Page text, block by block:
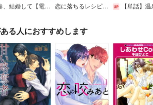
春、結婚して【電子限定かきおろし付】 恋に落ちるレシピ【電子特装版】 【単話】温泉で秘密のお泊り、
る人におすすめします